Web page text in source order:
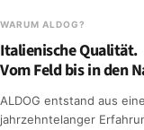
WARUM ALDOG?
Italienische Qualität.
Vom Feld bis in den
ALDOG entstand aus
jahrzehntelanger